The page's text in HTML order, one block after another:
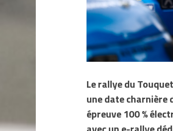
Le rallye du
une date charnière
épreuve 100 %